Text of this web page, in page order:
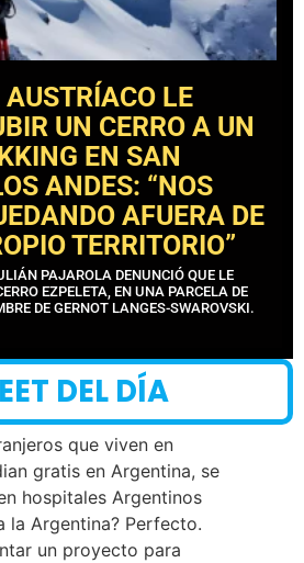
LE
UN CERRO A UN
EN SAN
ANDES: “NOS
AFUERA DE
TERRITORIO”
PAJAROLA DENUNCIÓ QUE LE
EZPELETA, EN UNA PARCELA DE
DE GERNOT LANGES-SWAROVSKI.
DEL DÍA
que viven en
gratis en Argentina, se
hospitales Argentinos
la Argentina? Perfecto.
un proyecto para